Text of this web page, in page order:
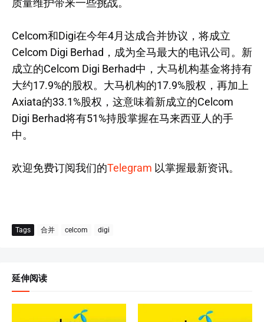
质量维护带来一些挑战。
Celcom和Digi在今年4月达成合并协议，将成立
Celcom Digi Berhad，成为全马最大的电讯公司。新
成立的Celcom Digi Berhad中，大马机构基金将持有
大约17.9%的股权。大马机构的17.9%股权，再加上
Axiata的33.1%股权，这意味着新成立的Celcom
Digi Berhad将有51%持股掌握在马来西亚人的手
中。
欢迎免费订阅我们的Telegram 以掌握最新资讯。
Tags 合并 celcom digi
延伸阅读